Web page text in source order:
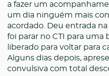
a fazer um
um dia ninguém mais
acordado. Deu entrada
foi parar no CTI para uma
liberado para voltar para
Alguns dias depois,
convulsiva com total